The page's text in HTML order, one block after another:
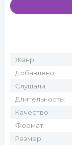
Жанр:
Добавлено:
Слушали:
Длительность:
Качество:
Формат:
Размер: